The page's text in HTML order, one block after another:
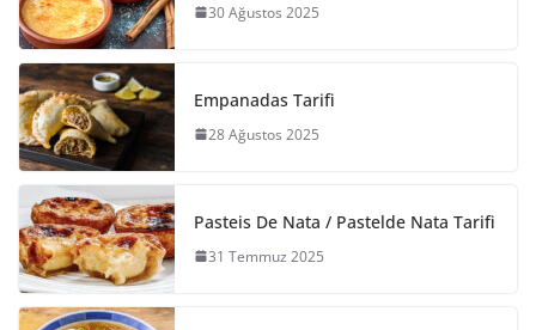
30 Ağustos 2025
Empanadas Tarifi
28 Ağustos 2025
Pasteis De Nata / Pastelde Nata Tarifi
31 Temmuz 2025